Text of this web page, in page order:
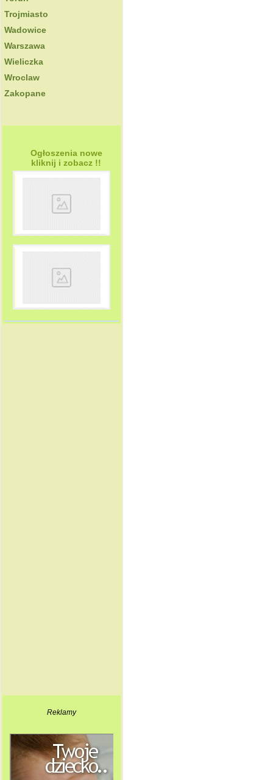
Trojmiasto
Wadowice
Warszawa
Wieliczka
Wroclaw
Zakopane
Ogłoszenia nowe
kliknij i zobacz !!
Reklamy